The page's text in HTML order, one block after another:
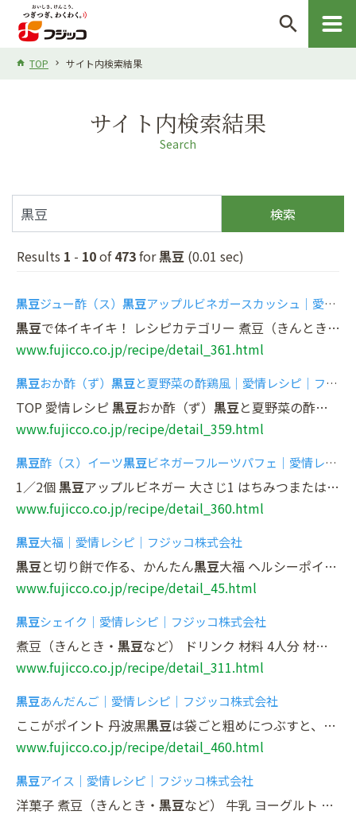
search
TOP サイト内検索結果
サイト内検索結果
Search
検索
Results 1 - 10of473for黒豆 (0.01 sec)
黒豆ジュー酢（ス） 黒豆アップルビネガースカッシュ｜愛情レシピ｜フジッコ株式会社
黒豆で体イキイキ！ レシピカテゴリー 煮豆（きんとき・
www.fujicco.co.jp/recipe/detail_361.html
黒豆おか酢（ず） 黒豆と夏野菜の酢鶏風｜愛情レシピ｜フジッコ株式会社
TOP 愛情レシピ 黒豆おか酢（ず） 黒豆と夏野菜の酢鶏風 条件検索 arrow_drop_down_circle 絞り込...つけもの・浅漬け search 検索 条件をクリア 閉じる
www.fujicco.co.jp/recipe/detail_359.html
黒豆酢（ス）イーツ黒豆ビネガーフルーツパフェ｜愛情レシピ｜フジッコ株式会社
1／2個黒豆アップルビネガー 大さじ1 はちみつまたはグラニュー糖 大さじ1
www.fujicco.co.jp/recipe/detail_360.html
黒豆大福｜愛情レシピ｜フジッコ株式会社
黒豆と切り餅で作る、かんたん黒豆大福 ヘルシーポイント 植物性たんぱく質,食物繊維,イソフラボン,アントシアニン...和菓子 煮豆（きんとき・
www.fujicco.co.jp/recipe/detail_45.html
黒豆シェイク｜愛情レシピ｜フジッコ株式会社
煮豆（きんとき・ 黒豆など） ドリンク 材料 4人分 材料 分量 おまめさん 丹波黒
www.fujicco.co.jp/recipe/detail_311.html
黒豆あんだんご｜愛情レシピ｜フジッコ株式会社
ここがポイント 丹波黒黒豆は袋ごと粗めにつぶすと、手が汚れず便利です。 レシピカテゴリー 和菓子 煮豆（きんとき・
www.fujicco.co.jp/recipe/detail_460.html
黒豆アイス｜愛情レシピ｜フジッコ株式会社
洋菓子 煮豆（きんとき・ 黒豆など） 牛乳 ヨーグルト 材料 24個分 材料 分量 おまめさん 丹波黒